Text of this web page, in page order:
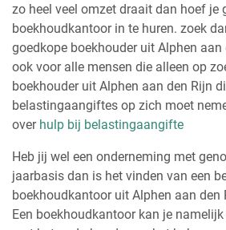
zo heel veel omzet draait dan hoef je
boekhoudkantoor in te huren. zoek
goedkope boekhouder uit Alphen
ook voor alle mensen die alleen op
boekhouder uit Alphen aan den Rijn
belastingaangiftes op zich moet
over hulp bij belastingaangifte
Heb jij wel een onderneming met
jaarbasis dan is het vinden van een
boekhoudkantoor uit Alphen aan den
Een boekhoudkantoor kan je